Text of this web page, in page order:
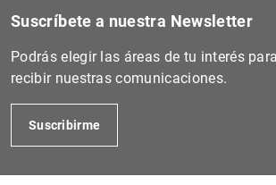
Suscríbete a nuestra Newsletter
Podrás elegir las áreas de tu interés
recibir nuestras comunicaciones.
Suscribirme